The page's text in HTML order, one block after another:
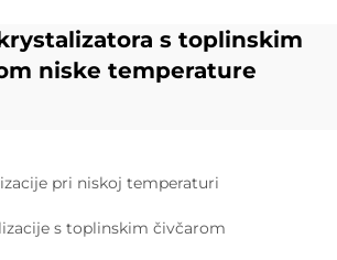
s toplinskim
niske temperature
pri niskoj temperaturi
s toplinskim čivčarom